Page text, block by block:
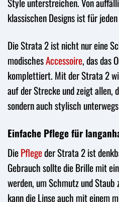
klassischen Designs ist für
Die Strata 2 ist nicht nur eine
modischesAccessoire, das das
komplettiert. Mit der Strata 2
auf der Strecke und zeigt allen,
sondern auch stylisch
Einfache Pflege für
DiePflegeder Strata 2 ist
Gebrauch sollte die Brille mit
werden, um Schmutz und
kann die Linse auch mit einem